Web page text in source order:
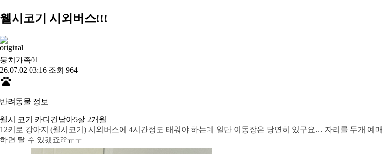
웰시코기 시외버스!!!
뭉치가족01
26.07.02 03:16 조회 964
반려동물 정보
웰시 코기 카디건 남아5살 2개월
12키로 강아지 (웰시코기) 시외버스에 4시간정도 태워야 하는데 일단 이동장은 당연히 있구요… 자리를 두개 예매
하면 탈 수 있겠죠??ㅠㅜ